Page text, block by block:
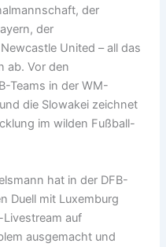
der
der
United – all das
ab. Vor den
Teams in der WM-
die Slowakei zeichnet
im wilden Fußball-
hat in der DFB-
Duell mit Luxemburg
auf
ausgemacht und